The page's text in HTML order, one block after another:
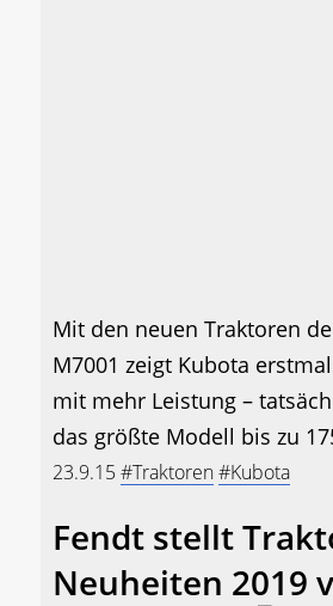
Mit den neuen Traktoren
M7001 zeigt Kubota
mit mehr Leistung –
das größte Modell bis zu
23.9.15#Traktoren#Kubota
Fendt stellt
Neuheiten 2019